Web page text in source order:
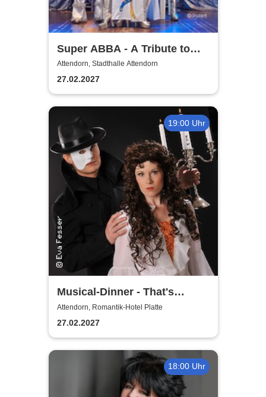
Super ABBA - A Tribute to
ABBA
Attendorn, Stadthalle Attendorn
27.02.2027
19:00 Uhr
Musical-Dinner - That's
Entertainment
Attendorn, Romantik-Hotel Platte
27.02.2027
18:00 Uhr